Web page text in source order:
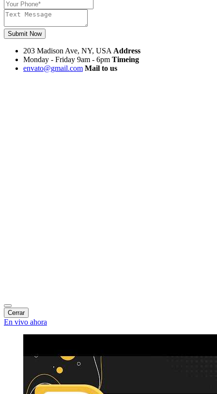
Submit Now
203 Madison Ave, NY, USA Address
Monday - Friday 9am - 6pm Timeing
envato@gmail.com Mail to us
Cerrar
En vivo ahora